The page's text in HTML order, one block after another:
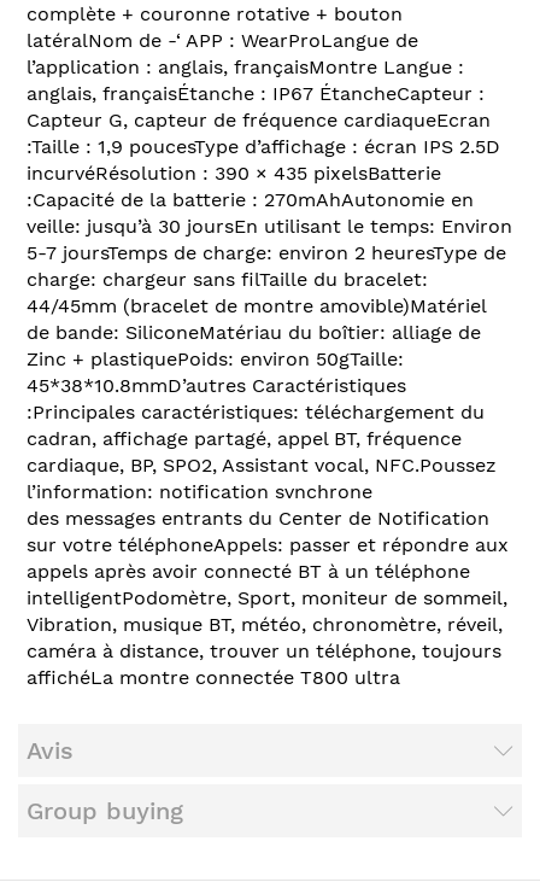
complète + couronne rotative + bouton
latéralNom de -‘ APP : WearProLangue de
l’application : anglais, françaisMontre Langue :
anglais, françaisÉtanche : IP67 ÉtancheCapteur :
Capteur G, capteur de fréquence cardiaqueEcran
:Taille : 1,9 poucesType d’affichage : écran IPS 2.5D
incurvéRésolution : 390 × 435 pixelsBatterie
:Capacité de la batterie : 270mAhAutonomie en
veille: jusqu’à 30 joursEn utilisant le temps: Environ
5-7 joursTemps de charge: environ 2 heuresType de
charge: chargeur sans filTaille du bracelet:
44/45mm (bracelet de montre amovible)Matériel
de bande: SiliconeMatériau du boîtier: alliage de
Zinc + plastiquePoids: environ 50gTaille:
45*38*10.8mmD’autres Caractéristiques
:Principales caractéristiques: téléchargement du
cadran, affichage partagé, appel BT, fréquence
cardiaque, BP, SPO2, Assistant vocal, NFC.Poussez
l’information: notification svnchrone
des messages entrants du Center de Notification
sur votre téléphoneAppels: passer et répondre aux
appels après avoir connecté BT à un téléphone
intelligentPodomètre, Sport, moniteur de sommeil,
Vibration, musique BT, météo, chronomètre, réveil,
caméra à distance, trouver un téléphone, toujours
affichéLa montre connectée T800 ultra
Avis
Group buying